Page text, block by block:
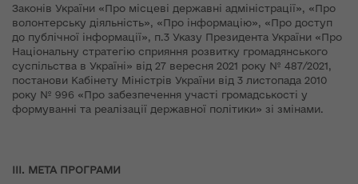
Законів України «Про місцеві державні адміністрації», «Про
волонтерську діяльність», «Про інформацію», «Про доступ
до публічної інформації», п.3 Указу Президента України «Про
Національну стратегію сприяння розвитку громадянського
суспільства в Україні» від 27 вересня 2021 року № 487/2021,
постанови Кабінету Міністрів України від 3 листопада 2010
року № 996 «Про забезпечення участі громадськості у
формуванні та реалізації державної політики» зі змінами.
ІІІ. МЕТА ПРОГРАМИ